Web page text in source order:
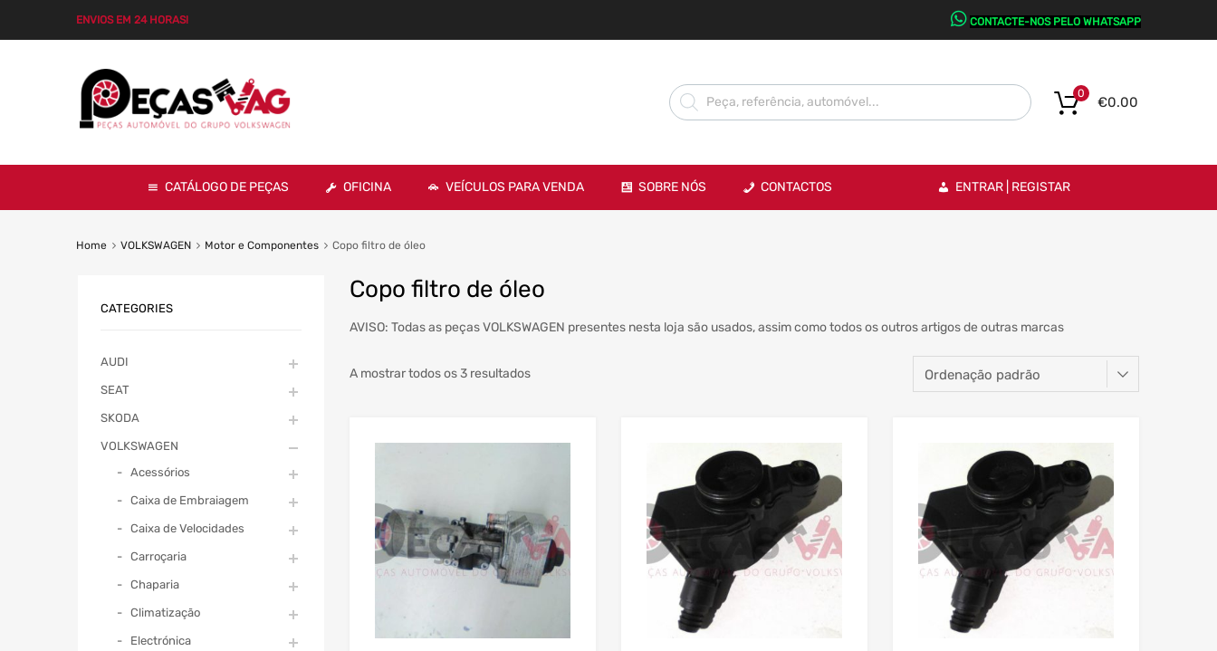
ENVIOS EM 24 HORAS! CONTACTE-NOS PELO WHATSAPP
€0.00
0
CATÁLOGO DE PEÇAS OFICINA VEÍCULOS PARA VENDA SOBRE NÓS CONTACTOS ENTRAR | REGISTAR
Home VOLKSWAGEN Motor e Componentes Copo filtro de óleo
Copo filtro de óleo
AVISO: Todas as peças VOLKSWAGEN presentes nesta loja são usados, assim como todos os outros artigos de outras marcas
A mostrar todos os 3 resultados
CATEGORIES
AUDI
SEAT
SKODA
VOLKSWAGEN
Acessórios
Caixa de Embraiagem
Caixa de Velocidades
Carroçaria
Chaparia
Climatização
Electrónica